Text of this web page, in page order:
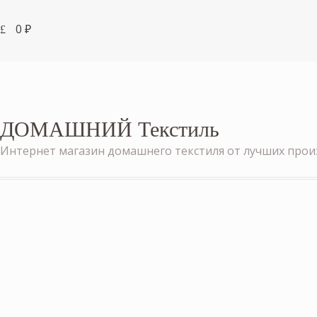
0 ₽
ДОМАШНИЙ Текстиль
Интернет магазин домашнего текстиля от лучших